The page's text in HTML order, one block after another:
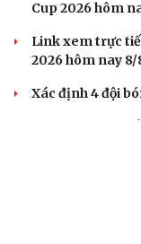
Cup 2026 hôm
Link xem trực
2026 hôm nay 8/
Xác định 4 đội